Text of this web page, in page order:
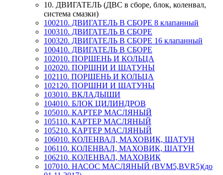
10. ДВИГАТЕЛЬ (ДВС в сборе, блок, коленвал,
система смазки)
100210. ДВИГАТЕЛЬ В СБОРЕ 8 клапанный
100310. ДВИГАТЕЛЬ В СБОРЕ
100320. ДВИГАТЕЛЬ В СБОРЕ 16 клапанный
100410. ДВИГАТЕЛЬ В СБОРЕ
102010. ПОРШЕНЬ И КОЛЬЦА
102020. ПОРШНИ И ШАТУНЫ
102110. ПОРШЕНЬ И КОЛЬЦА
102120. ПОРШНИ И ШАТУНЫ
103010. ВКЛАДЫШИ
104010. БЛОК ЦИЛИНДРОВ
105010. КАРТЕР МАСЛЯНЫЙ
105110. КАРТЕР МАСЛЯНЫЙ
105210. КАРТЕР МАСЛЯНЫЙ
106010. КОЛЕНВАЛ, МАХОВИК, ШАТУН
106110. КОЛЕНВАЛ, МАХОВИК, ШАТУН
106210. КОЛЕНВАЛ, МАХОВИК
107010. НАСОС МАСЛЯНЫЙ (BVM5,BVR5)(до